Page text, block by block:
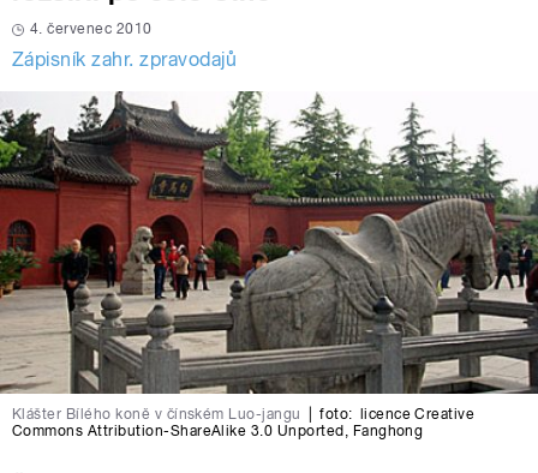
4. červenec 2010
Zápisník zahr. zpravodajů
Klášter Bílého koně v čínském Luo-jangu foto:
licence Creative
Commons Attribution-ShareAlike 3.0 Unported , Fanghong